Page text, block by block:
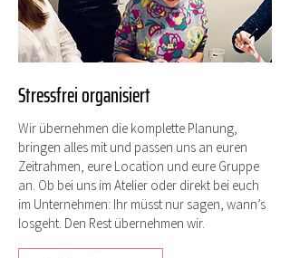
Stressfrei organisiert
Wir übernehmen die komplette Planung,
bringen alles mit und passen uns an euren
Zeitrahmen, eure Location und eure Gruppe
an. Ob bei uns im Atelier oder direkt bei euch
im Unternehmen: Ihr müsst nur sagen, wann’s
losgeht. Den Rest übernehmen wir.